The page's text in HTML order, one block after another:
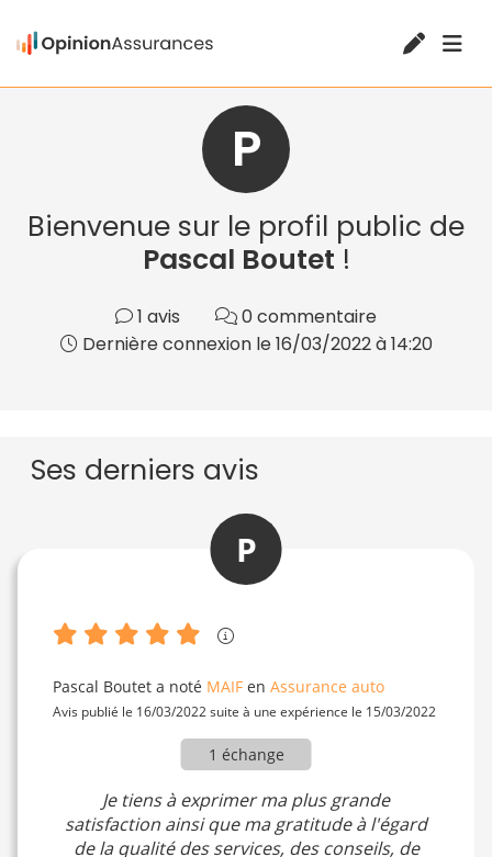
P
Bienvenue sur le profil public de
Pascal Boutet !
1 avis
0 commentaire
Dernière connexion le 16/03/2022 à 14:20
Ses derniers avis
P
Pascal Boutet a noté MAIF en Assurance auto
Avis publié le 16/03/2022 suite à une expérience le 15/03/2022
1 échange
Je tiens à exprimer ma plus grande
satisfaction ainsi que ma gratitude à l'égard
de la qualité des services, des conseils, de